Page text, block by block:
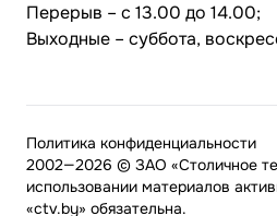
Перерыв – с 13.00 до 14.00;
Выходные – суббота,
2002—2026 © ЗАО «Столичное
использовании материалов
«ctv.by» обязательна.
Политика конфиденциальности